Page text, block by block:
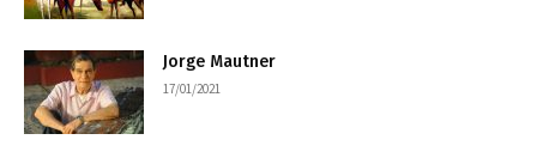
Jorge Mautner
17/01/2021